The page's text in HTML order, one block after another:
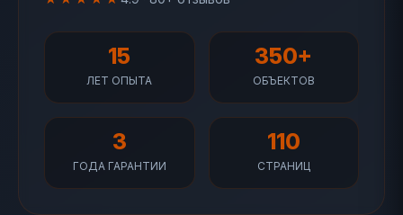
15
ЛЕТ ОПЫТА
350+
ОБЪЕКТОВ
3
ГОДА ГАРАНТИИ
110
СТРАНИЦ